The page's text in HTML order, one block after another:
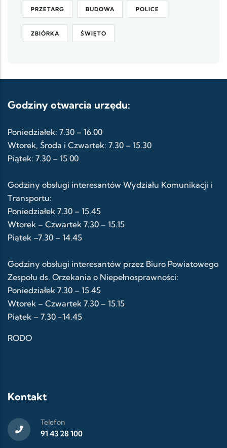
PRZETARG BUDOWA POLICE
ZBIÓRKA ŚWIĘTO
Godziny otwarcia urzędu:
Poniedziałek: 7.30 – 16.00
Wtorek, Środa i Czwartek: 7.30 – 15.30
Piątek: 7.30 – 15.00
Godziny obsługi interesantów Wydziału Komunikacji i
Transportu:
Poniedziałek 7.30 – 15.45
Wtorek – Czwartek 7.30 – 15.15
Piątek –7.30 – 14.45
Godziny obsługi interesantów przez Biuro Powiatowego
Zespołu ds. Orzekania o Niepełnosprawności:
Poniedziałek 7.30 – 15.45
Wtorek – Czwartek 7.30 – 15.15
Piątek – 7.30 -14.45
RODO
Kontakt
Telefon
91 43 28 100